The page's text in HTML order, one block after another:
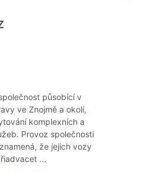
působící v
ve Znojmě a okolí,
komplexních a
Provoz společnosti
že jejich vozy
...